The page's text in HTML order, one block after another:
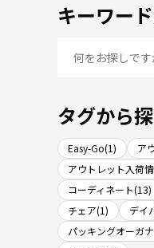
キーワー
タグから
Easy-Go(1) ア
アウトレット入荷
コーディネート(13)
チェア(1)
デイ
パッキングオーガ